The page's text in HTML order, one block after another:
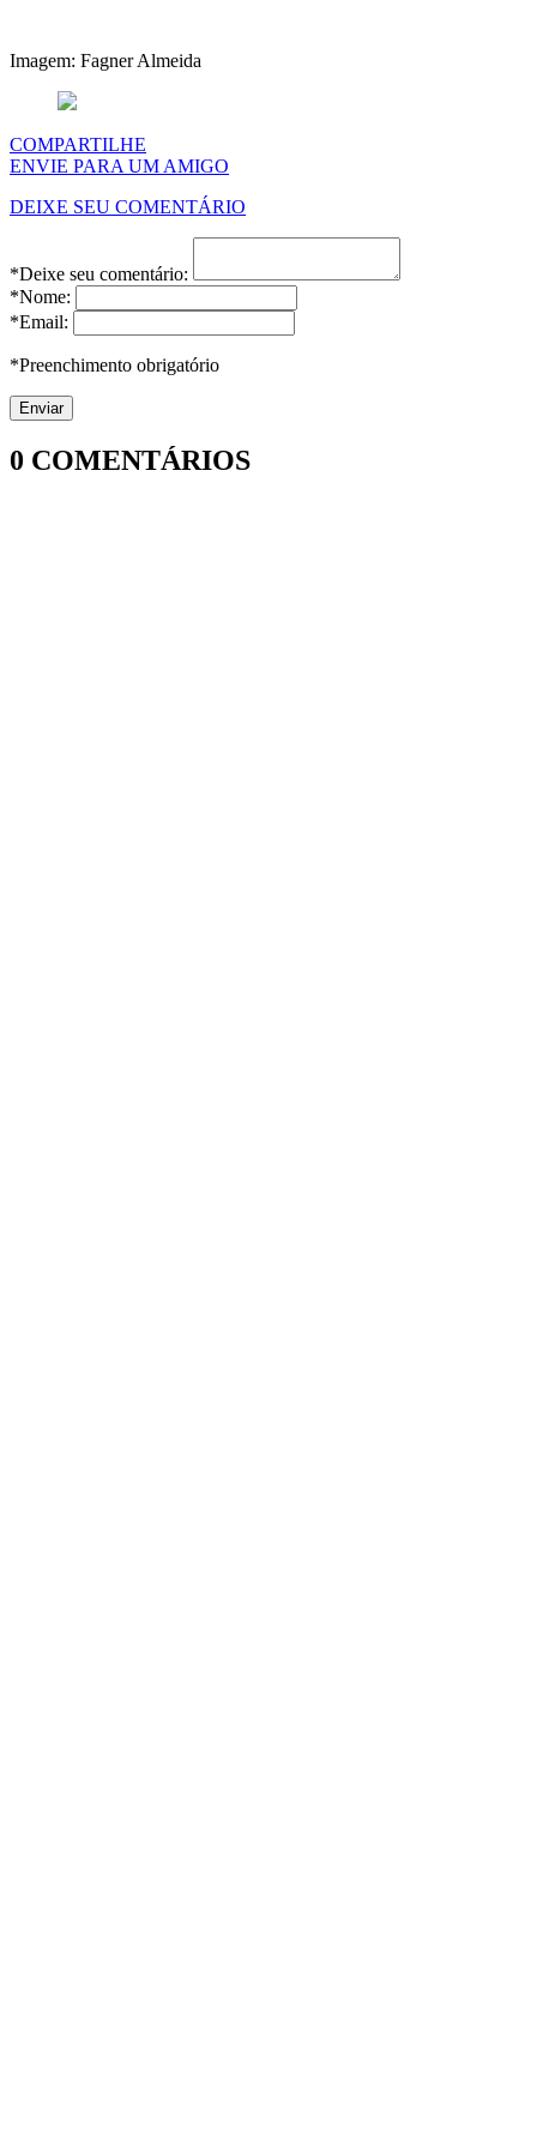
Imagem: Fagner Almeida
COMPARTILHE
ENVIE PARA UM AMIGO
DEIXE SEU COMENTÁRIO
*Deixe seu comentário:
*Nome:
*Email:
*Preenchimento obrigatório
0 COMENTÁRIOS